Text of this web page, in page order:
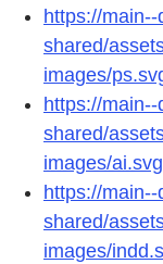
https://
shared/
images/
https://
shared/
images/ai.svg
https://
shared/
images/